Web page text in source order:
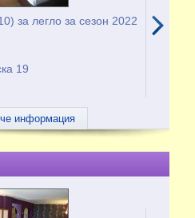
за легло за сезон 2022
19
информация